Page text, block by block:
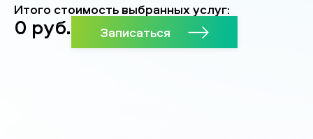
Итого стоимость выбранных услуг:
0 руб. Записаться